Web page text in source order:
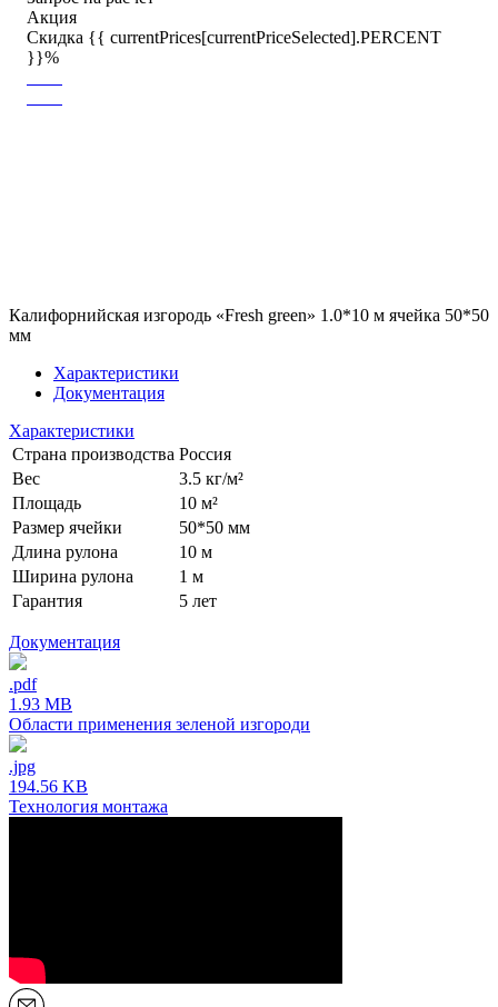
Акция
Скидка {{ currentPrices[currentPriceSelected].PERCENT
}}%
Калифорнийская изгородь «Fresh green» 1.0*10 м ячейка 50*50
мм
Характеристики
Документация
Характеристики
Страна производства Россия
Вес
3.5 кг/м²
Площадь
10 м²
Размер ячейки
50*50 мм
Длина рулона
10 м
Ширина рулона
1 м
Гарантия
5 лет
Документация
.pdf
1.93 MB
Области применения зеленой изгороди
.jpg
194.56 KB
Технология монтажа